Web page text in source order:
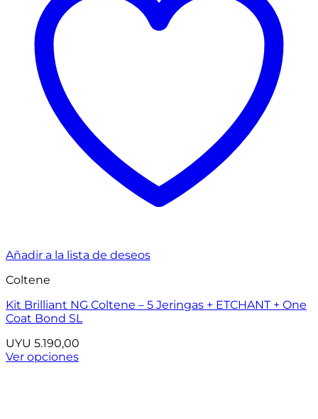
Añadir a la lista de deseos
Coltene
Kit Brilliant NG Coltene – 5 Jeringas + ETCHANT + One
Coat Bond SL
UYU 5.190,00
Ver opciones